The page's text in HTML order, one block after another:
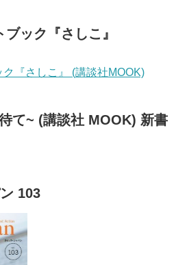
ック『さしこ』
『さしこ』 (講談社MOOK)
て~ (講談社 MOOK) 新書
103